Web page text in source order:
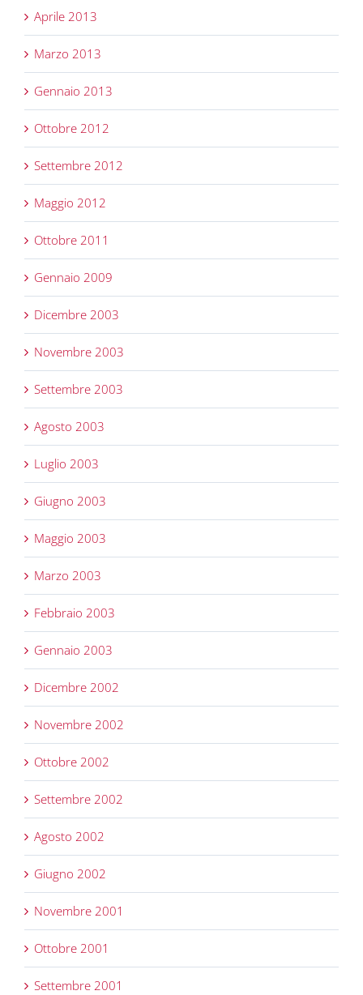
Aprile 2013
Marzo 2013
Gennaio 2013
Ottobre 2012
Settembre 2012
Maggio 2012
Ottobre 2011
Gennaio 2009
Dicembre 2003
Novembre 2003
Settembre 2003
Agosto 2003
Luglio 2003
Giugno 2003
Maggio 2003
Marzo 2003
Febbraio 2003
Gennaio 2003
Dicembre 2002
Novembre 2002
Ottobre 2002
Settembre 2002
Agosto 2002
Giugno 2002
Novembre 2001
Ottobre 2001
Settembre 2001